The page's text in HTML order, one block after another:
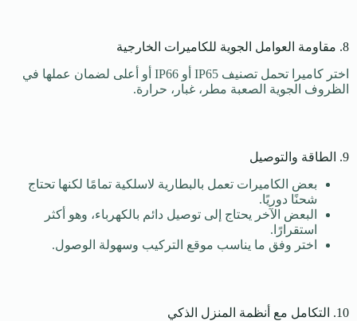
8. مقاومة العوامل الجوية للكاميرات الخارجية
اختر كاميرا تحمل تصنيف IP65 أو IP66 أو أعلى لضمان عملها في
الظروف الجوية الصعبة مطر، غبار، حرارة.
9. الطاقة والتوصيل
بعض الكاميرات تعمل بالبطارية لاسلكية تمامًا لكنها تحتاج
شحنًا دوريًا.
البعض الآخر يحتاج إلى توصيل دائم بالكهرباء، وهو أكثر
استقرارًا.
اختر وفق ما يناسب موقع التركيب وسهولة الوصول.
10. التكامل مع أنظمة المنزل الذكي